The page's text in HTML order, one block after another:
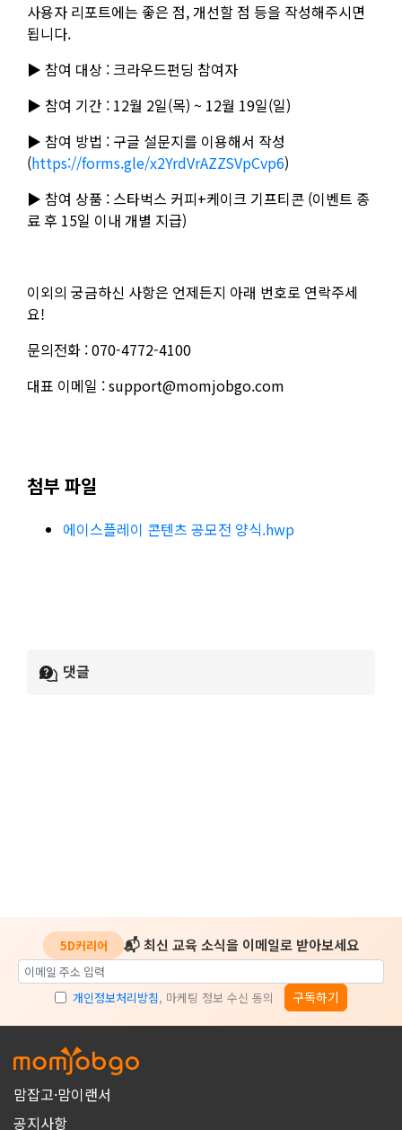
사용자 리포트에는 좋은 점, 개선할 점 등을 작성해주시면
됩니다.
▶ 참여 대상 : 크라우드펀딩 참여자
▶ 참여 기간 : 12월 2일(목) ~ 12월 19일(일)
▶ 참여 방법 : 구글 설문지를 이용해서 작성
(https://forms.gle/x2YrdVrAZZSVpCvp6)
▶ 참여 상품 : 스타벅스 커피+케이크 기프티콘 (이벤트 종
료 후 15일 이내 개별 지급)
이외의 궁금하신 사항은 언제든지 아래 번호로 연락주세
요!
문의전화 : 070-4772-4100
대표 이메일 : support@momjobgo.com
첨부 파일
에이스플레이 콘텐츠 공모전 양식.hwp
댓글
5D커리어 📬 최신 교육 소식을 이메일로 받아보세요
개인정보처리방침, 마케팅 정보 수신 동의 구독하기
맘잡고·맘이랜서
공지사항